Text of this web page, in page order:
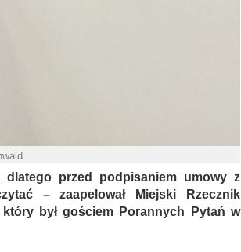
przed podpisaniem umowy z
– zaapelował Miejski Rzecznik
był gościem Porannych Pytań w